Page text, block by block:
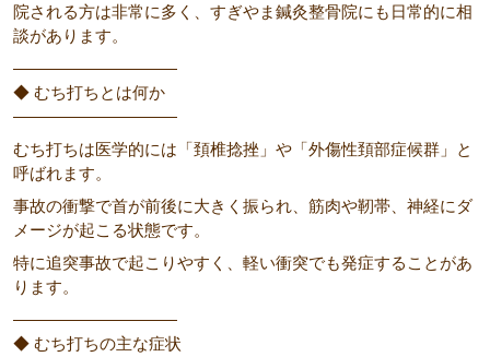
院される方は非常に多く、すぎやま鍼灸整骨院にも日常的に相
談があります。
――――――――――
◆ むち打ちとは何か
――――――――――
むち打ちは医学的には「頚椎捻挫」や「外傷性頚部症候群」と
呼ばれます。
事故の衝撃で首が前後に大きく振られ、筋肉や靭帯、神経にダ
メージが起こる状態です。
特に追突事故で起こりやすく、軽い衝突でも発症することがあ
ります。
――――――――――
◆ むち打ちの主な症状